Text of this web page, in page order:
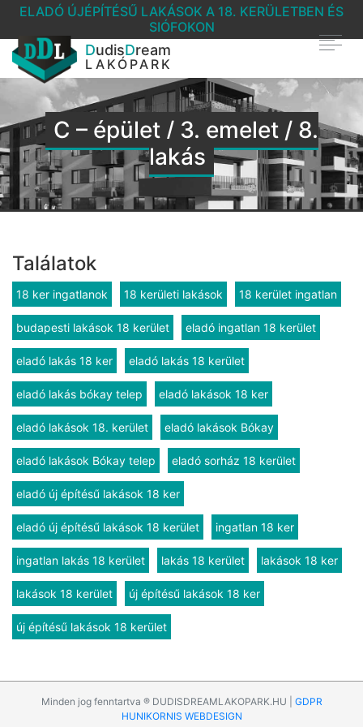
ELADÓ ÚJÉPÍTÉSŰ LAKÁSOK A 18. KERÜLETBEN ÉS
SIÓFOKON
DudisDream
LAKÓPARK
C – épület / 3. emelet / 8.
lakás
Találatok
18 ker ingatlanok 18 kerületi lakások 18 kerület ingatlan
budapesti lakások 18 kerület eladó ingatlan 18 kerület
eladó lakás 18 ker eladó lakás 18 kerület
eladó lakás bókay telep eladó lakások 18 ker
eladó lakások 18. kerület eladó lakások Bókay
eladó lakások Bókay telep eladó sorház 18 kerület
eladó új építésű lakások 18 ker
eladó új építésű lakások 18 kerület ingatlan 18 ker
ingatlan lakás 18 kerület lakás 18 kerület lakások 18 ker
lakások 18 kerület új építésű lakások 18 ker
új építésű lakások 18 kerület
Minden jog fenntartva ® DUDISDREAMLAKOPARK.HU | GDPR
HUNIKORNIS WEBDESIGN